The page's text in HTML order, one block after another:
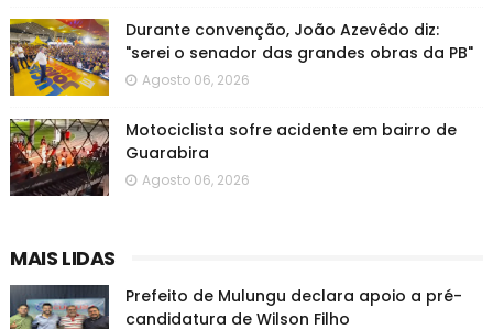
Durante convenção, João Azevêdo diz:
"serei o senador das grandes obras da PB"
Agosto 06, 2026
Motociclista sofre acidente em bairro de
Guarabira
Agosto 06, 2026
MAIS LIDAS
Prefeito de Mulungu declara apoio a pré-
candidatura de Wilson Filho